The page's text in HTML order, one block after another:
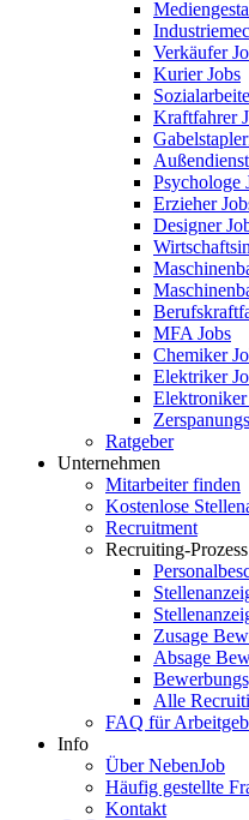
Verkäufer
Kurier Jobs
Kraftfahrer
Psychologe
Erzieher
Designer
MFA Jobs
Chemiker
Elektriker
Elektroniker
Ratgeber
Unternehmen
Mitarbeiter finden
Kostenlose
Recruitment
Recruiting-
Zusage
Absage
Alle
FAQ für
Info
Über NebenJob
Häufig gestellte
Kontakt